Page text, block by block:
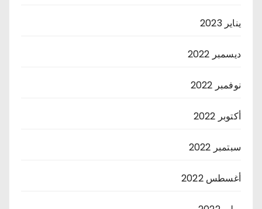
يناير 2023
ديسمبر 2022
نوفمبر 2022
أكتوبر 2022
سبتمبر 2022
أغسطس 2022